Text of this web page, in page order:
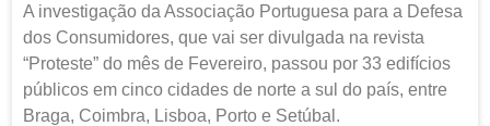
A investigação da Associação Portuguesa para a Defesa
dos Consumidores, que vai ser divulgada na revista
“Proteste” do mês de Fevereiro, passou por 33 edifícios
públicos em cinco cidades de norte a sul do país, entre
Braga, Coimbra, Lisboa, Porto e Setúbal.